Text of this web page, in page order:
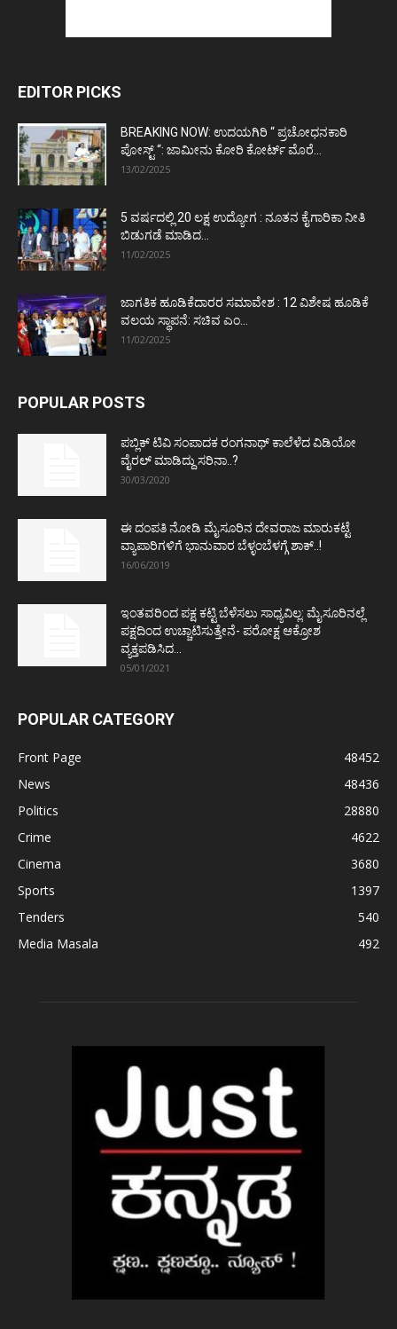
EDITOR PICKS
BREAKING NOW: ಉದಯಗಿರಿ “ ಪ್ರಚೋಧನಕಾರಿ
ಪೋಸ್ಟ್‌ “: ಜಾಮೀನು ಕೋರಿ ಕೋರ್ಟ್‌ ಮೊರೆ...
13/02/2025
5 ವರ್ಷದಲ್ಲಿ 20 ಲಕ್ಷ ಉದ್ಯೋಗ : ನೂತನ ಕೈಗಾರಿಕಾ ನೀತಿ
ಬಿಡುಗಡೆ ಮಾಡಿದ...
11/02/2025
ಜಾಗತಿಕ ಹೂಡಿಕೆದಾರರ ಸಮಾವೇಶ : 12 ವಿಶೇಷ ಹೂಡಿಕೆ
ವಲಯ ಸ್ಥಾಪನೆ: ಸಚಿವ ಎಂ...
11/02/2025
POPULAR POSTS
ಪಬ್ಲಿಕ್ ಟಿವಿ ಸಂಪಾದಕ ರಂಗನಾಥ್ ಕಾಲೆಳೆದ ವಿಡಿಯೋ
ವೈರಲ್ ಮಾಡಿದ್ದು ಸರಿನಾ..?
30/03/2020
ಈ ದಂಪತಿ ನೋಡಿ ಮೈಸೂರಿನ ದೇವರಾಜ ಮಾರುಕಟ್ಟೆ
ವ್ಯಾಪಾರಿಗಳಿಗೆ ಭಾನುವಾರ ಬೆಳ್ಳಂಬೆಳಗ್ಗೆ ಶಾಕ್..!
16/06/2019
ಇಂತವರಿಂದ ಪಕ್ಷ ಕಟ್ಟಿ ಬೆಳೆಸಲು ಸಾಧ್ಯವಿಲ್ಲ: ಮೈಸೂರಿನಲ್ಲೆ
ಪಕ್ಷದಿಂದ ಉಚ್ಚಾಟಿಸುತ್ತೇನೆ- ಪರೋಕ್ಷ ಆಕ್ರೋಶ
ವ್ಯಕ್ತಪಡಿಸಿದ...
05/01/2021
POPULAR CATEGORY
Front Page
48452
News
48436
Politics
28880
Crime
4622
Cinema
3680
Sports
1397
Tenders
540
Media Masala
492